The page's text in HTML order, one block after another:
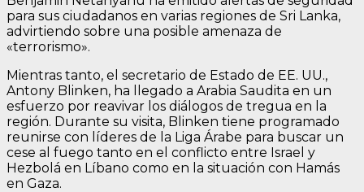
para sus ciudadanos en varias regiones de Sri Lanka,
advirtiendo sobre una posible amenaza de
«terrorismo».
Mientras tanto, el secretario de Estado de EE. UU.,
Antony Blinken, ha llegado a Arabia Saudita en un
esfuerzo por reavivar los diálogos de tregua en la
región. Durante su visita, Blinken tiene programado
reunirse con líderes de la Liga Árabe para buscar un
cese al fuego tanto en el conflicto entre Israel y
Hezbolá en Líbano como en la situación con Hamás
en Gaza.